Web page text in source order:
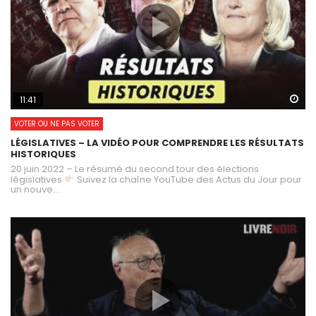
11:41
VOTER OU NE PAS VOTER
LÉGISLATIVES – LA VIDÉO POUR COMPRENDRE LES RÉSULTATS
HISTORIQUES
20 juin 2022 – Le résumé du second tour des élections
législatives Suivez la chaîne YouTube des Actus du Jour pour
un nouve...